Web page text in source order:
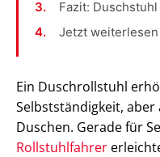
Fazit: Duschstuhl
Jetzt weiterlesen
Ein Duschrollstuhl
Selbstständigkeit,
Duschen. Gerade für
Rollstuhlfahrer